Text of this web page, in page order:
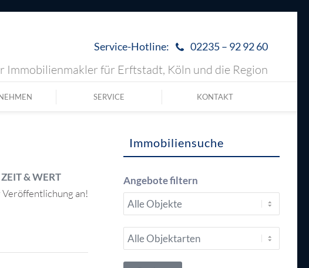
Service-Hotline: 02235 – 92 92 60
Immobilienmakler für Erftstadt, Köln und die Region
SERVICE KONTAKT
ZEIT & WERT
an!
Immobiliensuche
Angebote filtern